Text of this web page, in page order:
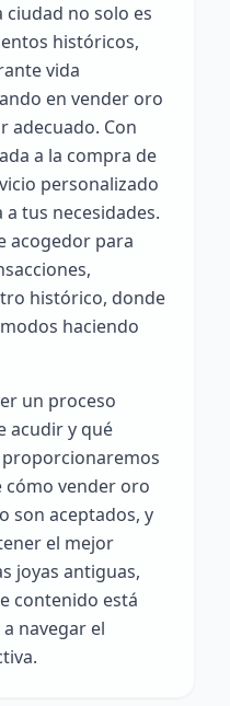
ciudad no solo es
históricos,
vida
en vender oro
adecuado. Con
a la compra de
personalizado
tus necesidades.
acogedor para
histórico, donde
haciendo
un proceso
acudir y qué
proporcionaremos
cómo vender oro
son aceptados, y
el mejor
joyas antiguas,
contenido está
navegar el